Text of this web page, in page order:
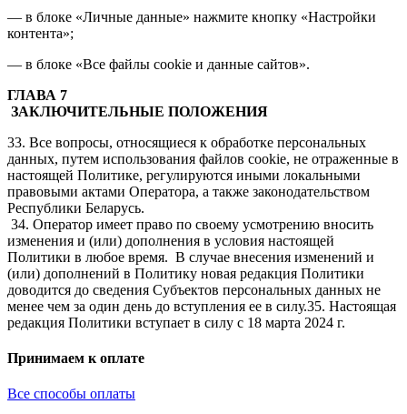
— в блоке «Личные данные» нажмите кнопку «Настройки
контента»;
— в блоке «Все файлы cookie и данные сайтов».
ГЛАВА 7
ЗАКЛЮЧИТЕЛЬНЫЕ ПОЛОЖЕНИЯ
33. Все вопросы, относящиеся к обработке персональных
данных, путем использования файлов cookie, не отраженные в
настоящей Политике, регулируются иными локальными
правовыми актами Оператора, а также законодательством
Республики Беларусь.
34. Оператор имеет право по своему усмотрению вносить
изменения и (или) дополнения в условия настоящей
Политики в любое время. В случае внесения изменений и
(или) дополнений в Политику новая редакция Политики
доводится до сведения Субъектов персональных данных не
менее чем за один день до вступления ее в силу.35. Настоящая
редакция Политики вступает в силу с 18 марта 2024 г.
Принимаем к оплате
Все способы оплаты